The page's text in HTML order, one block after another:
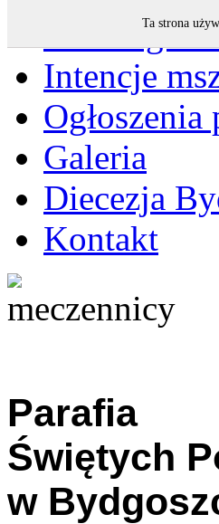
Strona
Intencje
Ogłoszenia
Galeria
Diecezja
Kontakt
Parafia
Świętych
w
Ta strona